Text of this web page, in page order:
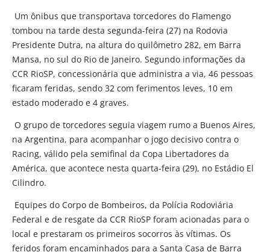
Um ônibus que transportava torcedores do Flamengo
tombou na tarde desta segunda-feira (27) na Rodovia
Presidente Dutra, na altura do quilômetro 282, em Barra
Mansa, no sul do Rio de Janeiro. Segundo informações da
CCR RioSP, concessionária que administra a via, 46 pessoas
ficaram feridas, sendo 32 com ferimentos leves, 10 em
estado moderado e 4 graves.
O grupo de torcedores seguia viagem rumo a Buenos Aires,
na Argentina, para acompanhar o jogo decisivo contra o
Racing, válido pela semifinal da Copa Libertadores da
América, que acontece nesta quarta-feira (29), no Estádio El
Cilindro.
Equipes do Corpo de Bombeiros, da Polícia Rodoviária
Federal e de resgate da CCR RioSP foram acionadas para o
local e prestaram os primeiros socorros às vítimas. Os
feridos foram encaminhados para a Santa Casa de Barra